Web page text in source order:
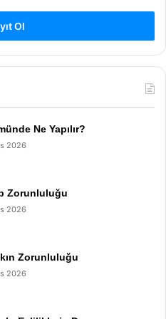
Ol
Ne Yapılır?
2026
Zorunluluğu
2026
Zorunluluğu
2026